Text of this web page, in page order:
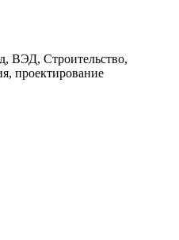
ВЭД, Строительство,
проектирование